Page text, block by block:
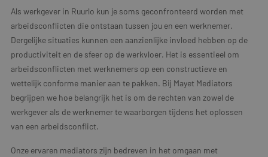
Als werkgever in Ruurlo kun je soms geconfronteerd worden met
arbeidsconflicten die ontstaan tussen jou en een werknemer.
Dergelijke situaties kunnen een aanzienlijke invloed hebben op de
productiviteit en de sfeer op de werkvloer. Het is essentieel om
arbeidsconflicten met werknemers op een constructieve en
wettelijk conforme manier aan te pakken. Bij Mayet Mediators
begrijpen we hoe belangrijk het is om de rechten van zowel de
werkgever als de werknemer te waarborgen tijdens het oplossen
van een arbeidsconflict.
Onze ervaren mediators zijn bedreven in het omgaan met